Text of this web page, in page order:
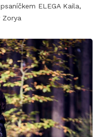
ELEGA Kaila,
Zorya